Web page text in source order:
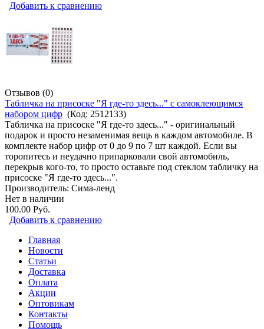
Добавить к сравнению
Отзывов (0)
Табличка на присоске "Я где-то здесь..." с самоклеющимся
набором цифр (Код: 2512133)
Табличка на присоске "Я где-то здесь..." - оригинальный
подарок и просто незаменимая вещь в каждом автомобиле. В
комплекте набор цифр от 0 до 9 по 7 шт каждой. Если вы
торопитесь и неудачно припарковали свой автомобиль,
перекрыв кого-то, то просто оставьте под стеклом табличку на
присоске "Я где-то здесь...".
Производитель: Сима-ленд
Нет в наличии
100.00 Руб.
Добавить к сравнению
Главная
Новости
Статьи
Доставка
Оплата
Акции
Оптовикам
Контакты
Помощь